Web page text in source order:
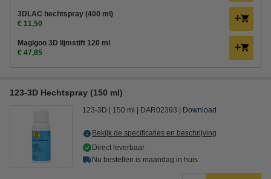
3DLAC hechtspray (400 ml)
€ 11,50
Magigoo 3D lijmstift 120 ml
€ 47,85
123-3D Hechtspray (150 ml)
123-3D 150 ml DAR02393 Download
Bekijk de specificaties en beschrijving
Direct leverbaar
Nu bestellen is maandag in huis